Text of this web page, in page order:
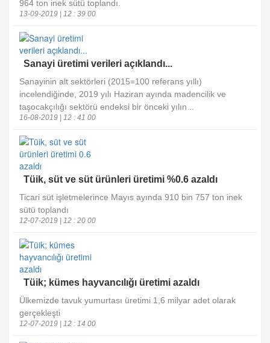
964 ton inek sütü toplandı.
13-09-2019 | 12 : 39 00
Sanayi üretimi verileri açıklandı...
Sanayinin alt sektörleri (2015=100 referans yıllı)
incelendiğinde, 2019 yılı Haziran ayında madencilik ve
taşocakçılığı sektörü endeksi bir önceki yılın ..
16-08-2019 | 12 : 41 00
Tüik, süt ve süt ürünleri üretimi %0.6 azaldı
Ticari süt işletmelerince Mayıs ayında 910 bin 757 ton inek
sütü toplandı
12-07-2019 | 12 : 20 00
Tüik; kümes hayvancılığı üretimi azaldı
Ülkemizde tavuk yumurtası üretimi 1,6 milyar adet olarak
gerçekleşti
12-07-2019 | 12 : 14 00